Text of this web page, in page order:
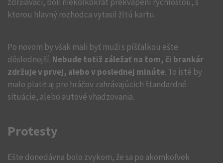
ktorou hlavný rozhodca vytasil žltú kartu.
Po novom by však mali byť muži s píšťalkou ešte
dôslednejší. Nebude totiž záležať na tom, či brankár
zdržuje v prvej, alebo v poslednej minúte. To isté by
malo platiť aj pre hráčov zahrávajúcich štandardné
situácie, alebo autové vhadzovania.
Protesty
Ešte donedávna bolo zvykom, že sa po akomkoľvek